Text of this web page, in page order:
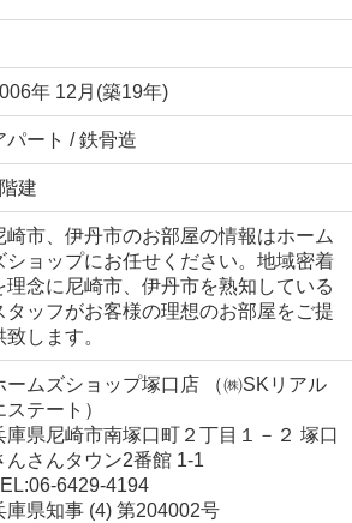
年 12月(築19年)
パート / 鉄骨造
建
崎市、伊丹市のお部屋の情報はホーム
ショップにお任せください。地域密着
理念に尼崎市、伊丹市を熟知している
タッフがお客様の理想のお部屋をご提
致します。
ームズショップ塚口店 （㈱SKリアル
ステート）
庫県尼崎市南塚口町２丁目１－２ 塚口
んさんタウン2番館 1-1
6429-4194
庫県知事 (4) 第204002号